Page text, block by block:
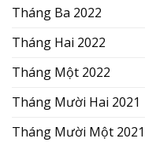
Tháng Ba 2022
Tháng Hai 2022
Tháng Một 2022
Tháng Mười Hai 2021
Tháng Mười Một 2021